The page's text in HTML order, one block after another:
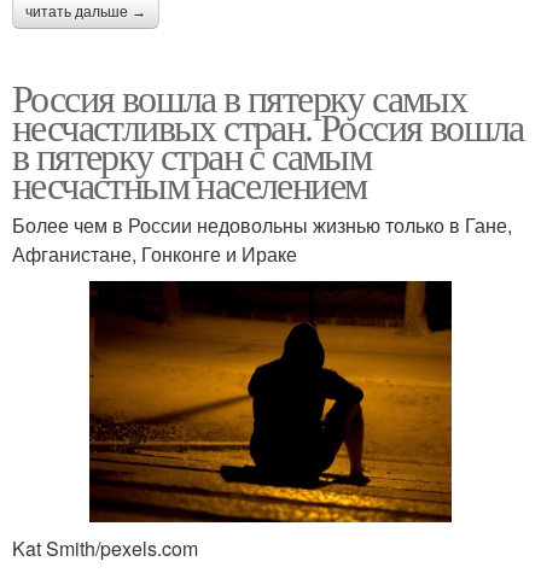
читать дальше →
Россия вошла в пятерку самых
несчастливых стран. Россия вошла
в пятерку стран с самым
несчастным населением
Более чем в России недовольны жизнью только в Гане,
Афганистане, Гонконге и Ираке
Kat Smith/pexels.com